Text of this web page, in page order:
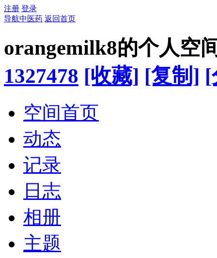
注册 登录
导航中医药 返回首页
orangemilk8的个人空
1327478 [收藏] [复制] [
空间首页
动态
记录
日志
相册
主题